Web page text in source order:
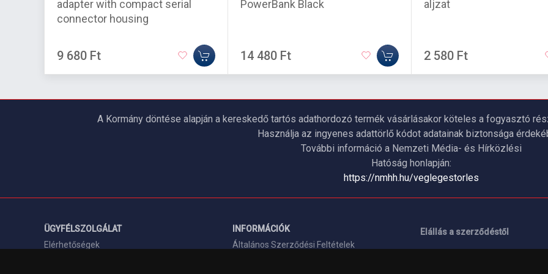
adapter with compact serial
connector housing
9 680 Ft
PowerBank Black
14 480 Ft
aljzat
2 580 Ft
A Kormány döntése alapján a kereskedő tartós adathordozó termék vásárlásakor köteles a fogyasztó
Használja az ingyenes adattörlő kódot adatainak biztonsága
További információ a Nemzeti Média- és Hírközlési
Hatóság honlapján:
https://nmhh.hu/veglegestorles
ÜGYFÉLSZOLGÁLAT
Elérhetőségek
INFORMÁCIÓK
Általános Szerződési Feltételek
Elállás a szerződéstől